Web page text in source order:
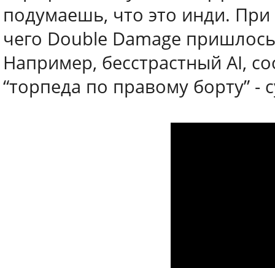
подумаешь, что это инди.
чего Double Damage
Например, бесстрастный AI,
“торпеда по правому борту” -